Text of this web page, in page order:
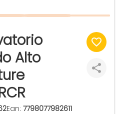
Alto
Ean: 7798077982611